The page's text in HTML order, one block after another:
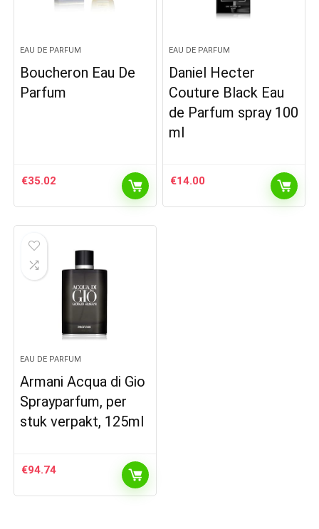
EAU DE PARFUM
Boucheron Eau De
Parfum
€35.02
EAU DE PARFUM
Daniel Hecter
Couture Black Eau
de Parfum spray 100
ml
€14.00
EAU DE PARFUM
Armani Acqua di Gio
Sprayparfum, per
stuk verpakt, 125ml
€94.74